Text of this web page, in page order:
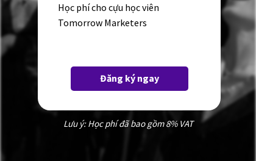
Học phí cho cựu học viên
Tomorrow Marketers
Đăng ký ngay
Lưu ý: Học phí đã bao gồm 8% VAT